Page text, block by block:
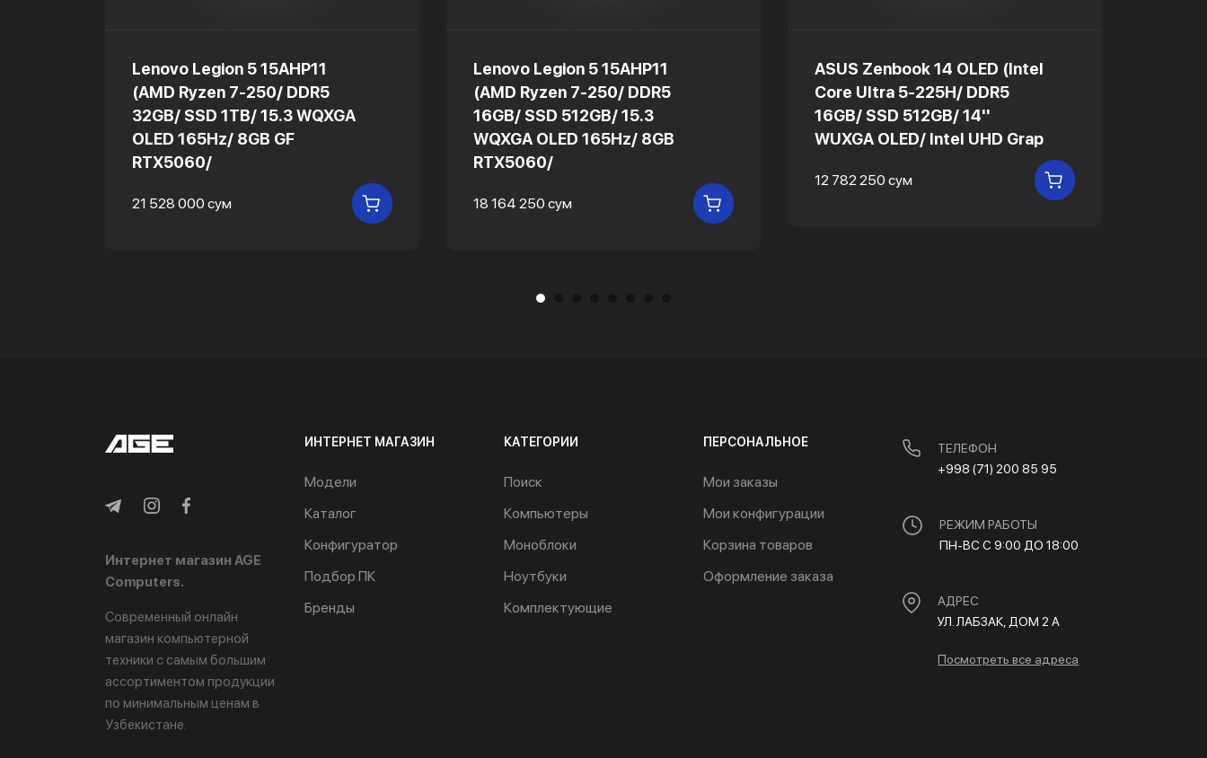
Lenovo Legion 5 15AHP11
(AMD Ryzen 7-250/ DDR5
32GB/ SSD 1TB/ 15.3 WQXGA
OLED 165Hz/ 8GB GF
RTX5060/
21 528 000 сум В КОРЗИНУ
Lenovo Legion 5 15AHP11
(AMD Ryzen 7-250/ DDR5
16GB/ SSD 512GB/ 15.3
WQXGA OLED 165Hz/ 8GB
RTX5060/
18 164 250 сум В КОРЗИНУ
ASUS Zenbook 14 OLED (Intel
Core Ultra 5-225H/ DDR5
16GB/ SSD 512GB/ 14''
WUXGA OLED/ Intel UHD Grap
12 782 250 сум В КОРЗИНУ
Интернет магазин AGE
Computers.
Современный онлайн
магазин компьютерной
техники с самым большим
ассортиментом продукции
по минимальным ценам в
Узбекистане.
ИНТЕРНЕТ МАГАЗИН
Модели
Каталог
Конфигуратор
Подбор ПК
Бренды
КАТЕГОРИИ
Поиск
Компьютеры
Моноблоки
Ноутбуки
Комплектующие
ПЕРСОНАЛЬНОЕ
Мои заказы
Мои конфигурации
Корзина товаров
Оформление заказа
ТЕЛЕФОН
+998 (71) 200 85 95
РЕЖИМ РАБОТЫ
ПН-ВС С 9:00 ДО 18:00
АДРЕС
УЛ. ЛАБЗАК, ДОМ 2 A
Посмотреть все адреса